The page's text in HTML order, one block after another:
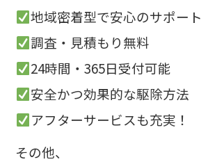
地域密着型で安心のサポート
調査・見積もり無料
24時間・365日受付可能
安全かつ効果的な駆除方法
アフターサービスも充実！
その他、